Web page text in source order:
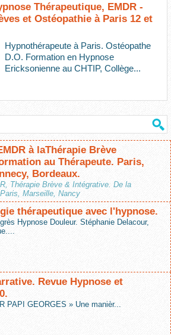
Thérapeutique, EMDR -
et Ostéopathie à Paris 12 et
Hypnothérapeute à Paris. Ostéopathe
D.O. Formation en Hypnose
Ericksonienne au CHTIP, Collège...
à laThérapie Brève
au Thérapeute. Paris,
Bordeaux.
Thérapie Brève & Intégrative. De la
Marseille, Nancy
thérapeutique avec l'hypnose.
Hypnose Douleur. Stéphanie Delacour,
Revue Hypnose et
PAPI GEORGES » Une manièr...